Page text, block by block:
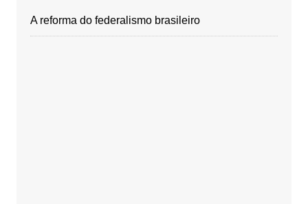
A reforma do federalismo brasileiro